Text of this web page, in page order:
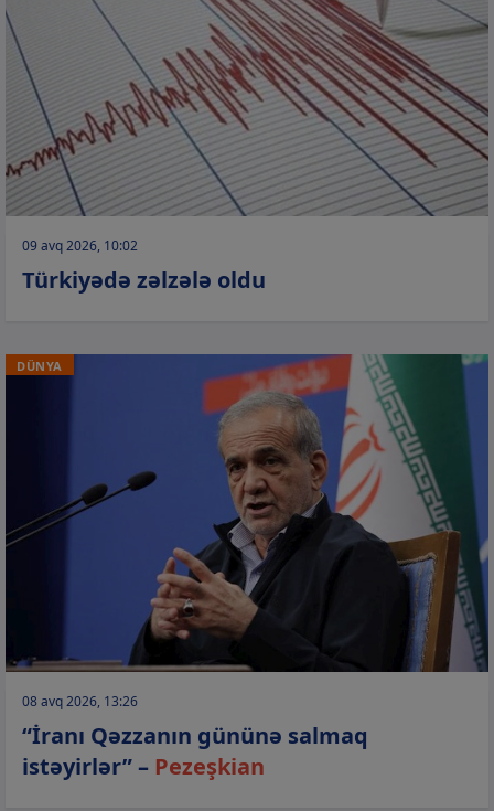
09 avq 2026, 10:02
Türkiyədə zəlzələ oldu
DÜNYA
08 avq 2026, 13:26
“İranı Qəzzanın gününə salmaq
istəyirlər” – Pezeşkian